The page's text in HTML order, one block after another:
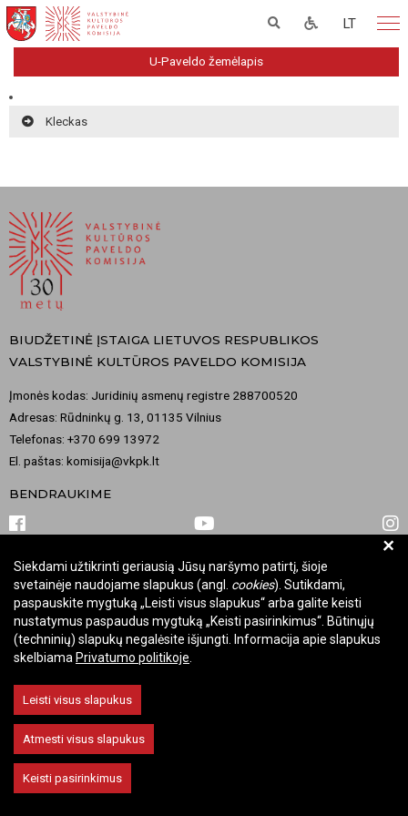
LT
U-Paveldo žemėlapis
Kleckas
BIUDŽETINĖ ĮSTAIGA LIETUVOS RESPUBLIKOS
VALSTYBINĖ KULTŪROS PAVELDO KOMISIJA
Įmonės kodas: Juridinių asmenų registre 288700520
Adresas: Rūdninkų g. 13, 01135 Vilnius
Telefonas: +370 699 13972
El. paštas: komisija@vkpk.lt
BENDRAUKIME
© 2026 Valstybinė kultūros paveldo komisija. Visos teisės saugomos.
Keisti slapukų nustatymus
+
Siekdami užtikrinti geriausią Jūsų naršymo patirtį, šioje
svetainėje naudojame slapukus (angl. cookies). Sutikdami,
paspauskite mygtuką „Leisti visus slapukus“ arba galite keisti
nustatymus paspaudus mygtuką „Keisti pasirinkimus“. Būtinųjų
(techninių) slapukų negalėsite išjungti. Informacija apie slapukus
skelbiama Privatumo politikoje
Leisti visus slapukus
Atmesti visus slapukus
Keisti pasirinkimus